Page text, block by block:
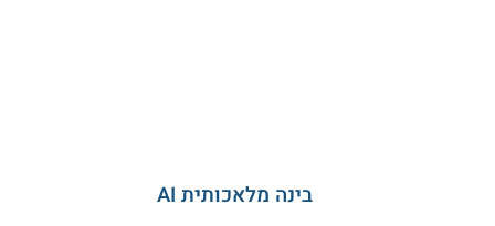
בינה מלאכותית AI